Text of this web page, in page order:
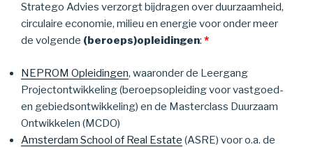
Stratego Advies verzorgt bijdragen over duurzaamheid,
circulaire economie, milieu en energie voor onder meer
de volgende (beroeps)opleidingen: *
NEPROM Opleidingen, waaronder de Leergang
Projectontwikkeling (beroepsopleiding voor vastgoed-
en gebiedsontwikkeling) en de Masterclass Duurzaam
Ontwikkelen (MCDO)
Amsterdam School of Real Estate (ASRE) voor o.a. de